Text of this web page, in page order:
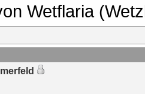
Wetflaria